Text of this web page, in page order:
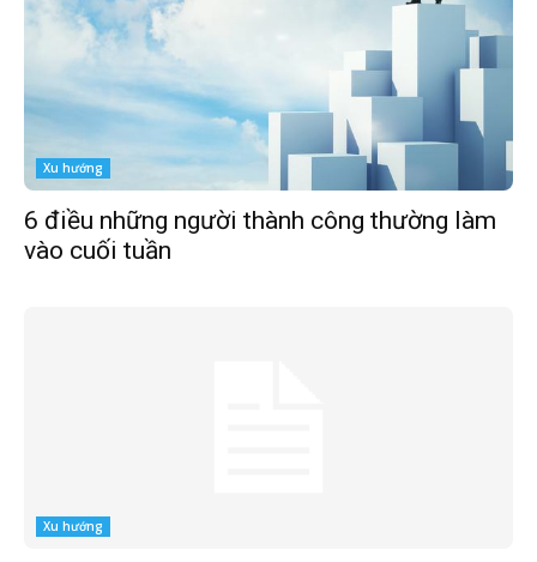
Xu hướng
6 điều những người thành công thường làm
vào cuối tuần
Xu hướng